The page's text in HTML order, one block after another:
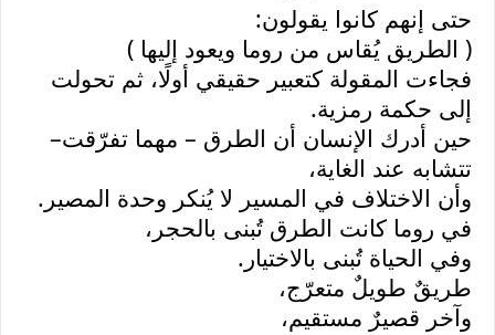
حتى إنهم كانوا يقولون:
( الطريق يُقاس من روما ويعود إليها )
فجاءت المقولة كتعبير حقيقي أولًا، ثم تحولت
إلى حكمة رمزية.
حين أدرك الإنسان أن الطرق – مهما تفرّقت–
تتشابه عند الغاية،
وأن الاختلاف في المسير لا يُنكر وحدة المصير .
في روما كانت الطرق تُبنى بالحجر،
وفي الحياة تُبنى بالاختيار .
طريقٌ طويلٌ متعرّج،
وآخر قصيرٌ مستقيم،